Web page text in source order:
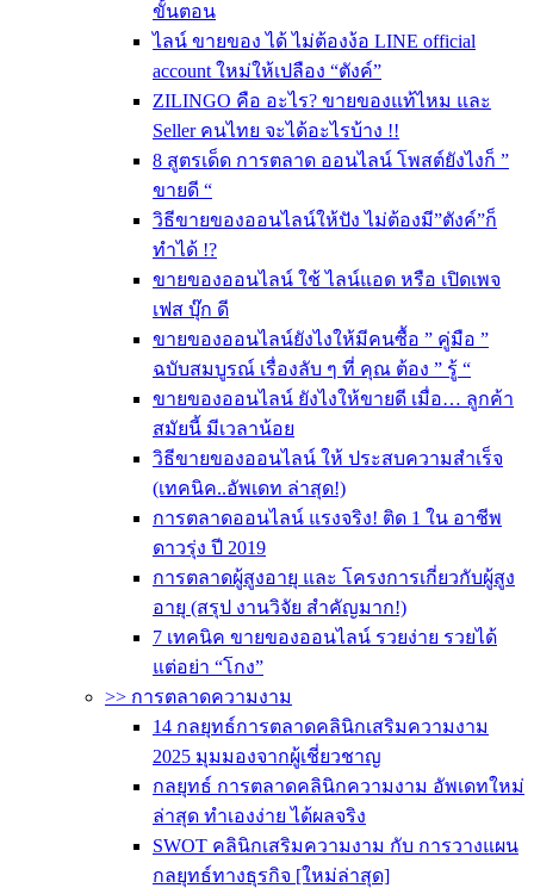
ขั้นตอน
ไลน์ ขายของ ได้ ไม่ต้องง้อ LINE official
account ใหม่ให้เปลือง “ตังค์”
ZILINGO คือ อะไร? ขายของแท้ไหม และ
Seller คนไทย จะได้อะไรบ้าง !!
8 สูตรเด็ด การตลาด ออนไลน์ โพสต์ยังไงก็ ”
ขายดี “
วิธีขายของออนไลน์ให้ปัง ไม่ต้องมี”ตังค์”ก็
ทำได้ !?
ขายของออนไลน์ ใช้ ไลน์แอด หรือ เปิดเพจ
เฟส บุ๊ก ดี
ขายของออนไลน์ยังไงให้มีคนซื้อ ” คู่มือ ”
ฉบับสมบูรณ์ เรื่องลับ ๆ ที่ คุณ ต้อง ” รู้ “
ขายของออนไลน์ ยังไงให้ขายดี เมื่อ… ลูกค้า
สมัยนี้ มีเวลาน้อย
วิธีขายของออนไลน์ ให้ ประสบความสำเร็จ
(เทคนิค..อัพเดท ล่าสุด!)
การตลาดออนไลน์ แรงจริง! ติด 1 ใน อาชีพ
ดาวรุ่ง ปี 2019
การตลาดผู้สูงอายุ และ โครงการเกี่ยวกับผู้สูง
อายุ (สรุป งานวิจัย สำคัญมาก!)
7 เทคนิค ขายของออนไลน์ รวยง่าย รวยได้
แต่อย่า “โกง”
>> การตลาดความงาม
14 กลยุทธ์การตลาดคลินิกเสริมความงาม
2025 มุมมองจากผู้เชี่ยวชาญ
กลยุทธ์ การตลาดคลินิกความงาม อัพเดทใหม่
ล่าสุด ทำเองง่าย ได้ผลจริง
SWOT คลินิกเสริมความงาม กับ การวางแผน
กลยุทธ์ทางธุรกิจ [ใหม่ล่าสุด]